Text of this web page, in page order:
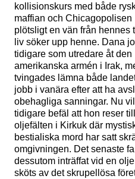
kollisionskurs med både
maffian och Chicagopolisen
plötsligt en vän från hennes
liv söker upp henne. Dana
tidigare som utredare åt den
amerikanska armén i Irak,
tvingades lämna både
jobb i vanära efter att ha
obehagliga sanningar. Nu
tidigare befäl att hon reser
oljefälten i Kirkuk där
bestialiska mord har satt
omgivningen. Det senaste
dessutom inträffat vid en
sköts av det skrupellösa